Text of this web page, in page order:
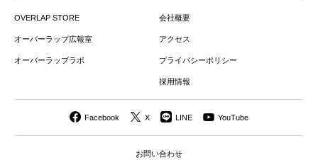
OVERLAP STORE
オーバーラップ広報室
オーバーラップラボ
会社概要
アクセス
プライバシーポリシー
採用情報
Facebook X LINE YouTube
お問い合わせ